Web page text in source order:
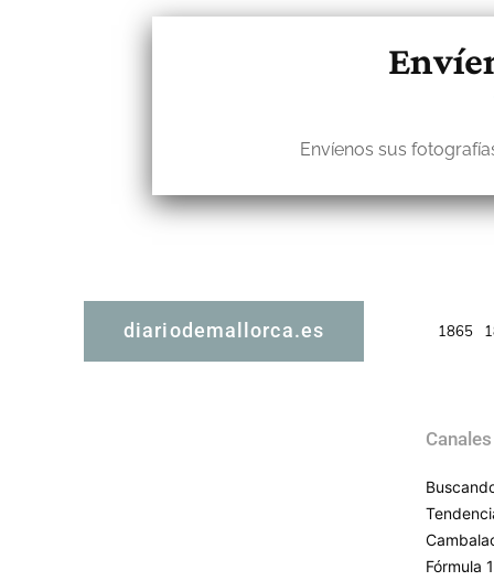
Envíenos sus
diariodemallorca.es 1865
Fórmula 1